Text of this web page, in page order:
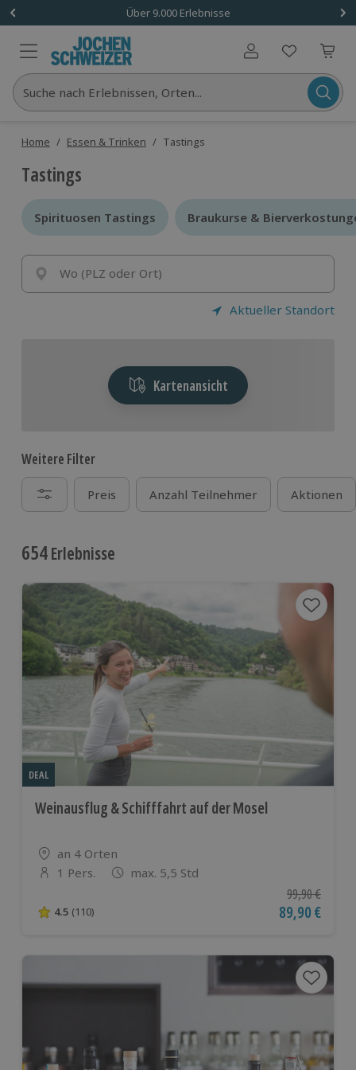
Über 9.000 Erlebnisse
Benutzerkonto
Suche nach Erlebnissen, Orten...
Home / Essen & Trinken / Tastings
Tastings
Spirituosen Tastings
Spirituosen Tastings Braukurse &
Braukurse &
Wo (PLZ oder Ort)
Aktueller Standort
Kartenansicht
Weitere Filter
Preis Anzahl Teilnehmer Aktionen
654Erlebnisse
DEAL
Weinausflug & Schifffahrt auf der Mosel
Standort
an 4 Orten
Anzahl der Teilnehmer
1 Pers. max. 5,5 Std
4.5 von 5 Sternen basierend auf 110 Bewertungen
4.5 (110)
99,90 €
Aktueller
89,90 €